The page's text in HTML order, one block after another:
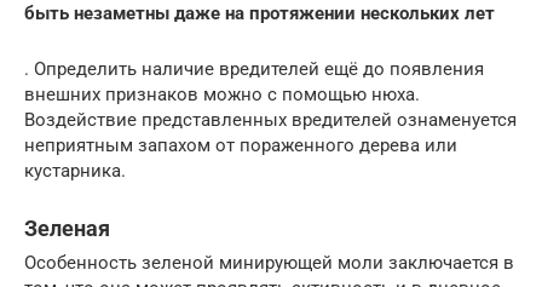
быть незаметны даже на протяжении нескольких лет
. Определить наличие вредителей ещё до появления
внешних признаков можно с помощью нюха.
Воздействие представленных вредителей ознаменуется
неприятным запахом от пораженного дерева или
кустарника.
Зеленая
Особенность зеленой минирующей моли заключается в